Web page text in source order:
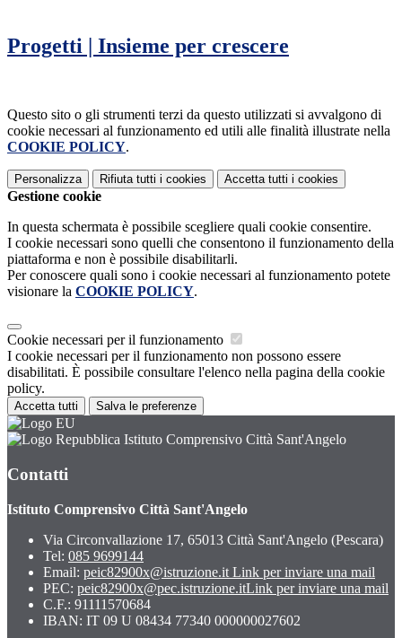
Progetti | Insieme per crescere
Questo sito o gli strumenti terzi da questo utilizzati si avvalgono di
cookie necessari al funzionamento ed utili alle finalità illustrate nella
COOKIE POLICY.
Personalizza Rifiuta tutti i cookies Accetta tutti i cookies
Gestione cookie
In questa schermata è possibile scegliere quali cookie consentire.
I cookie necessari sono quelli che consentono il funzionamento della
piattaforma e non è possibile disabilitarli.
Per conoscere quali sono i cookie necessari al funzionamento potete
visionare la COOKIE POLICY.
Cookie necessari per il funzionamento
I cookie necessari per il funzionamento non possono essere
disabilitati. È possibile consultare l'elenco nella pagina della cookie
policy.
Accetta tutti Salva le preferenze
Istituto Comprensivo Città Sant'Angelo
Contatti
Istituto Comprensivo Città Sant'Angelo
Via Circonvallazione 17, 65013 Città Sant'Angelo (Pescara)
Tel: 085 9699144
Email: peic82900x@istruzione.it Link per inviare una mail
PEC: peic82900x@pec.istruzione.itLink per inviare una mail
C.F.: 91111570684
IBAN: IT 09 U 08434 77340 000000027602